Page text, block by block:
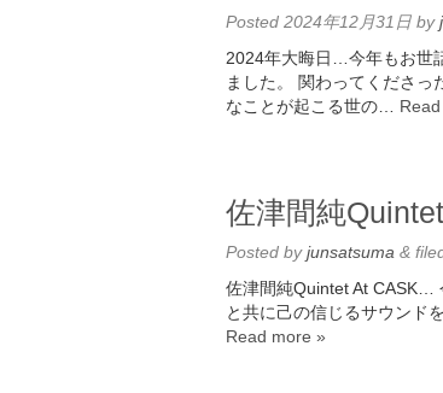
Posted 2024年12月31日 by
2024年大晦日…今年もお世
ました。 関わってくださっ
なことが起こる世の…
佐津間純
Posted byjunsatsuma &
佐津間純Quintet At CASK…
と共に己の信じるサウンド
Read more »